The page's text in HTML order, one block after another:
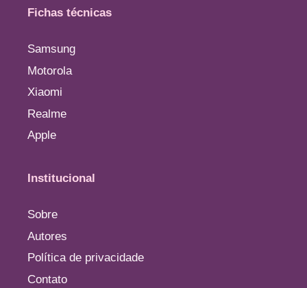
Fichas técnicas
Samsung
Motorola
Xiaomi
Realme
Apple
Institucional
Sobre
Autores
Política de privacidade
Contato